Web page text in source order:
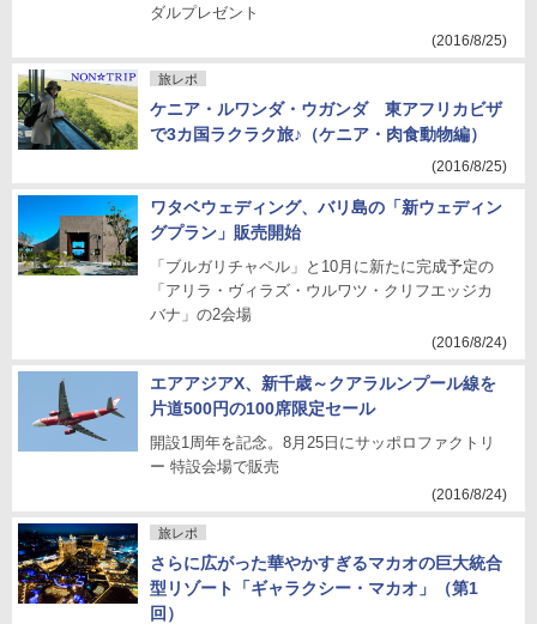
ダルプレゼント
(2016/8/25)
旅レポ
ケニア・ルワンダ・ウガンダ 東アフリカビザ
で3カ国ラクラク旅♪（ケニア・肉食動物編）
(2016/8/25)
ワタベウェディング、バリ島の「新ウェディン
グプラン」販売開始
「ブルガリチャペル」と10月に新たに完成予定の
「アリラ・ヴィラズ・ウルワツ・クリフエッジカ
バナ」の2会場
(2016/8/24)
エアアジアX、新千歳～クアラルンプール線を
片道500円の100席限定セール
開設1周年を記念。8月25日にサッポロファクトリ
ー 特設会場で販売
(2016/8/24)
旅レポ
さらに広がった華やかすぎるマカオの巨大統合
型リゾート「ギャラクシー・マカオ」（第1
回）